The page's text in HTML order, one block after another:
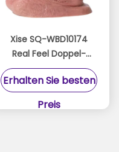
Xise SQ-WBD10174
Real Feel Doppel-
Silicon-Schwanz
gebaut für ultimativen
Komfort und
Leidenschaft
Erhalten Sie besten
Preis